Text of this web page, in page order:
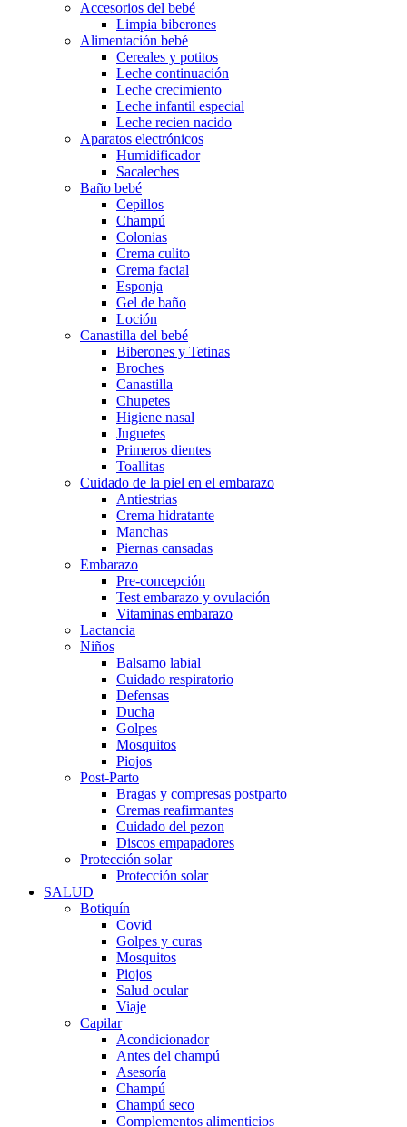
Accesorios del bebé
Limpia biberones
Alimentación bebé
Cereales y potitos
Leche continuación
Leche crecimiento
Leche infantil especial
Leche recien nacido
Aparatos electrónicos
Humidificador
Sacaleches
Baño bebé
Cepillos
Champú
Colonias
Crema culito
Crema facial
Esponja
Gel de baño
Loción
Canastilla del bebé
Biberones y Tetinas
Broches
Canastilla
Chupetes
Higiene nasal
Juguetes
Primeros dientes
Toallitas
Cuidado de la piel en el embarazo
Antiestrias
Crema hidratante
Manchas
Piernas cansadas
Embarazo
Pre-concepción
Test embarazo y ovulación
Vitaminas embarazo
Lactancia
Niños
Balsamo labial
Cuidado respiratorio
Defensas
Ducha
Golpes
Mosquitos
Piojos
Post-Parto
Bragas y compresas postparto
Cremas reafirmantes
Cuidado del pezon
Discos empapadores
Protección solar
Protección solar
SALUD
Botiquín
Covid
Golpes y curas
Mosquitos
Piojos
Salud ocular
Viaje
Capilar
Acondicionador
Antes del champú
Asesoría
Champú
Champú seco
Complementos alimenticios